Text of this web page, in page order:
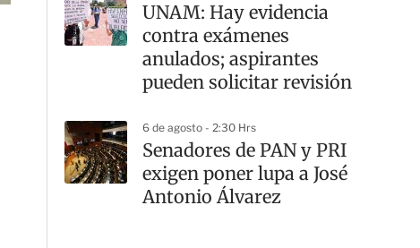
UNAM: Hay evidencia
contra exámenes
anulados; aspirantes
pueden solicitar revisión
6 de agosto - 2:30 Hrs
Senadores de PAN y PRI
exigen poner lupa a José
Antonio Álvarez